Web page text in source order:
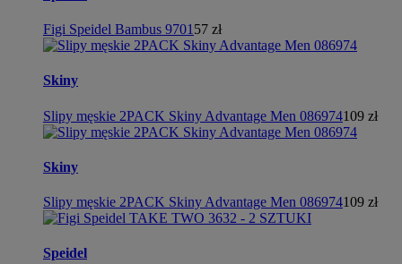
Figi Speidel Bambus 9701 57 zł
Skiny
Slipy męskie 2PACK Skiny Advantage Men 086974109 zł
Skiny
Slipy męskie 2PACK Skiny Advantage Men 086974109 zł
Speidel